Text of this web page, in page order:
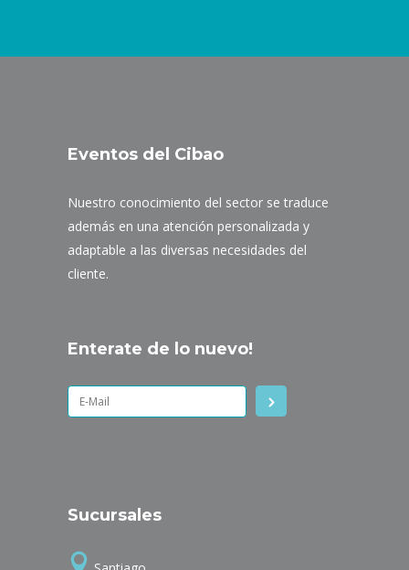
Eventos del Cibao
Nuestro conocimiento del sector se traduce
además en una atención personalizada y
adaptable a las diversas necesidades del
cliente.
Enterate de lo nuevo!
Sucursales